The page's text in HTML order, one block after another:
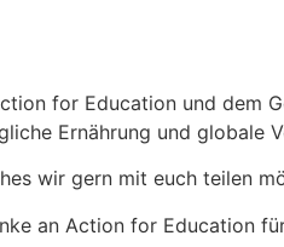
for Education und dem
Ernährung und globale
wir gern mit euch teilen
an Action for Education